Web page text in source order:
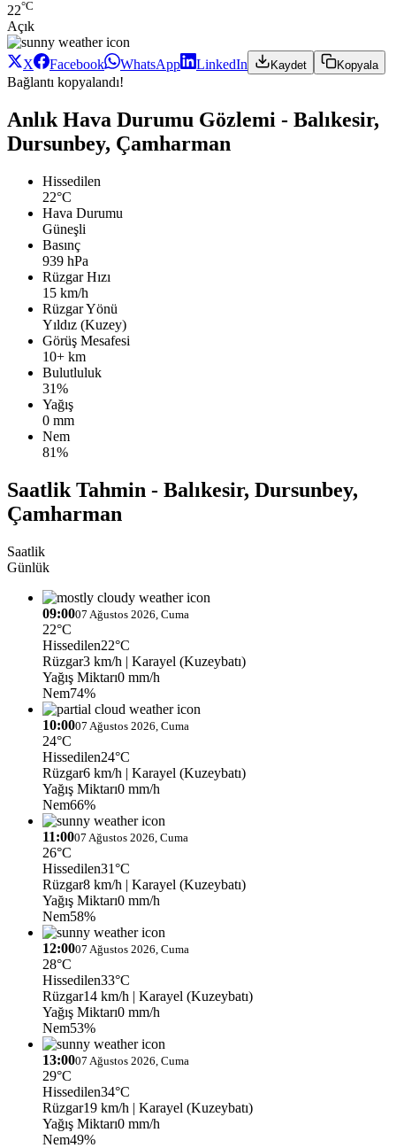
22°C
Açık
X Facebook WhatsApp LinkedIn Kaydet Kopyala
Bağlantı kopyalandı!
Anlık Hava Durumu Gözlemi - Balıkesir,
Dursunbey, Çamharman
Hissedilen
22°C
Hava Durumu
Güneşli
Basınç
939 hPa
Rüzgar Hızı
15 km/h
Rüzgar Yönü
Yıldız (Kuzey)
Görüş Mesafesi
10+ km
Bulutluluk
31%
Yağış
0 mm
Nem
81%
Saatlik Tahmin - Balıkesir, Dursunbey,
Çamharman
Saatlik
Günlük
09:0007 Ağustos 2026, Cuma
22°C
Hissedilen22°C
Rüzgar3 km/h | Karayel (Kuzeybatı)
Yağış Miktarı0 mm/h
Nem74%
10:0007 Ağustos 2026, Cuma
24°C
Hissedilen24°C
Rüzgar6 km/h | Karayel (Kuzeybatı)
Yağış Miktarı0 mm/h
Nem66%
11:0007 Ağustos 2026, Cuma
26°C
Hissedilen31°C
Rüzgar8 km/h | Karayel (Kuzeybatı)
Yağış Miktarı0 mm/h
Nem58%
12:0007 Ağustos 2026, Cuma
28°C
Hissedilen33°C
Rüzgar14 km/h | Karayel (Kuzeybatı)
Yağış Miktarı0 mm/h
Nem53%
13:0007 Ağustos 2026, Cuma
29°C
Hissedilen34°C
Rüzgar19 km/h | Karayel (Kuzeybatı)
Yağış Miktarı0 mm/h
Nem49%